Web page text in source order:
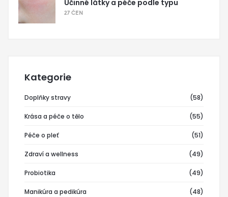
Účinné látky a péče podle typu
27 ČEN
Kategorie
Doplňky stravy (58)
Krása a péče o tělo (55)
Péče o pleť (51)
Zdraví a wellness (49)
Probiotika (49)
Manikúra a pedikúra (48)